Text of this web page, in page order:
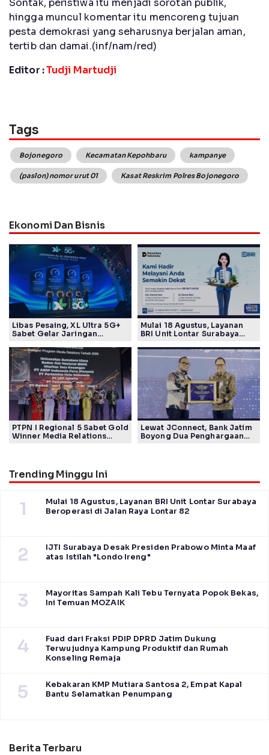
Sontak, peristiwa itu menjadi sorotan publik,
hingga muncul komentar itu mencoreng tujuan
pesta demokrasi yang seharusnya berjalan aman,
tertib dan damai.(inf/nam/red)
Editor :Tudji Martudji
Tags
Bojonegoro Kecamatan Kepohbaru kampanye
(paslon) nomor urut 01 Kasat Reskrim Polres Bojonegoro
Ekonomi Dan Bisnis
Libas Pesaing, XL Ultra 5G+
Sabet Gelar Jaringan
Mulai 18 Agustus, Layanan
BRI Unit Lontar Surabaya
Lontar 82
PTPN I Regional 5 Sabet Gold
Winner Media Relations
Lewat JConnect, Bank Jatim
Boyong Dua Penghargaan
Trending Minggu Ini
1
Mulai 18 Agustus, Layanan BRI Unit Lontar Surabaya
Beroperasi di Jalan Raya Lontar 82
2
IJTI Surabaya Desak Presiden Prabowo Minta Maaf
atas Istilah "Londo Ireng"
3
Mayoritas Sampah Kali Tebu Ternyata Popok Bekas,
Ini Temuan MOZAIK
4
Fuad dari Fraksi PDIP DPRD Jatim Dukung
Terwujudnya Kampung Produktif dan Rumah
Konseling Remaja
5
Kebakaran KMP Mutiara Santosa 2, Empat Kapal
Bantu Selamatkan Penumpang
Berita Terbaru